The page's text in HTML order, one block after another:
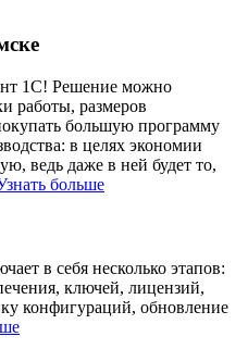
1С! Решение можно
работы, размеров
большую программу
в целях экономии
ведь даже в ней будет то,
больше
в себя несколько этапов:
ключей, лицензий,
конфигураций, обновление